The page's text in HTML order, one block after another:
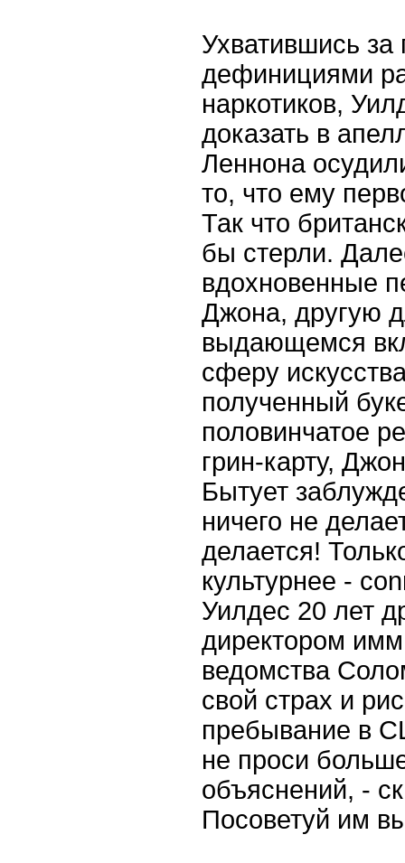
Ухватившись за
дефинициями
наркотиков,
доказать в
Леннона
то, что ему
Так что
бы стерли.
вдохновенные
Джона, другую
выдающемся
сферу
полученный
половинчатое
грин-карту,
Бытует
ничего не
делается!
культурнее -
Уилдес 20 лет
директором
ведомства
свой страх и
пребывание в
не проси
объяснений, -
Посоветуй им